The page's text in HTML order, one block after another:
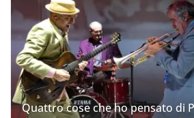
Quattro cose che ho pensato di